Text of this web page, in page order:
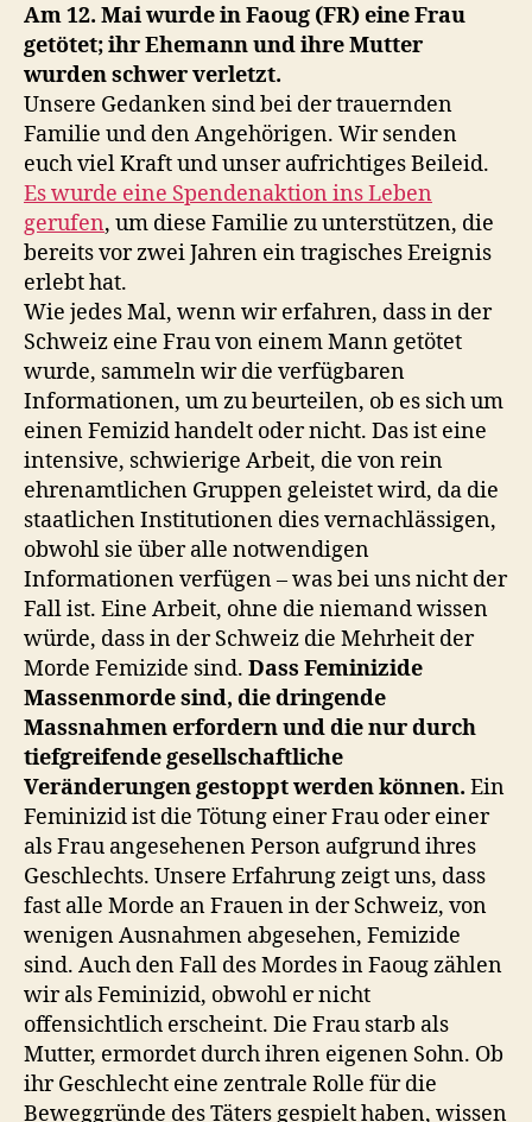
Am 12. Mai wurde in Faoug (FR) eine Frau
getötet; ihr Ehemann und ihre Mutter
wurden schwer verletzt.
Unsere Gedanken sind bei der trauernden
Familie und den Angehörigen. Wir senden
euch viel Kraft und unser aufrichtiges Beileid.
Es wurde eine Spendenaktion ins Leben
gerufen, um diese Familie zu unterstützen, die
bereits vor zwei Jahren ein tragisches Ereignis
erlebt hat.
Wie jedes Mal, wenn wir erfahren, dass in der
Schweiz eine Frau von einem Mann getötet
wurde, sammeln wir die verfügbaren
Informationen, um zu beurteilen, ob es sich um
einen Femizid handelt oder nicht. Das ist eine
intensive, schwierige Arbeit, die von rein
ehrenamtlichen Gruppen geleistet wird, da die
staatlichen Institutionen dies vernachlässigen,
obwohl sie über alle notwendigen
Informationen verfügen – was bei uns nicht der
Fall ist. Eine Arbeit, ohne die niemand wissen
würde, dass in der Schweiz die Mehrheit der
Morde Femizide sind. Dass Feminizide
Massenmorde sind, die dringende
Massnahmen erfordern und die nur durch
tiefgreifende gesellschaftliche
Veränderungen gestoppt werden können. Ein
Feminizid ist die Tötung einer Frau oder einer
als Frau angesehenen Person aufgrund ihres
Geschlechts. Unsere Erfahrung zeigt uns, dass
fast alle Morde an Frauen in der Schweiz, von
wenigen Ausnahmen abgesehen, Femizide
sind. Auch den Fall des Mordes in Faoug zählen
wir als Feminizid, obwohl er nicht
offensichtlich erscheint. Die Frau starb als
Mutter, ermordet durch ihren eigenen Sohn. Ob
ihr Geschlecht eine zentrale Rolle für die
Beweggründe des Täters gespielt haben, wissen